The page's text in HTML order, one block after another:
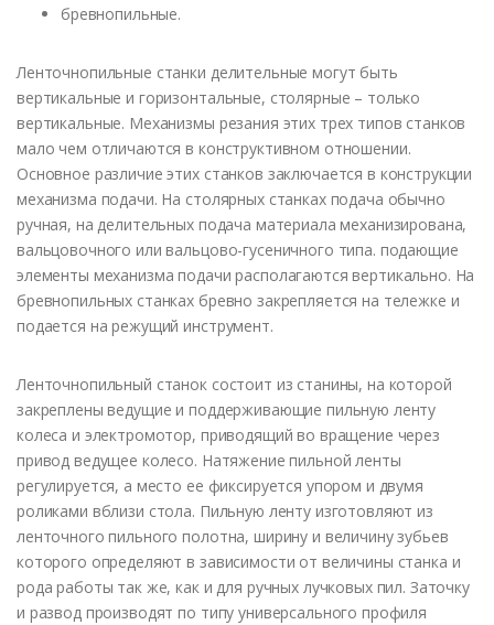
бревнопильные.
Ленточнопильные станки делительные могут быть
вертикальные и горизонтальные, столярные – только
вертикальные. Механизмы резания этих трех типов станков
мало чем отличаются в конструктивном отношении.
Основное различие этих станков заключается в конструкции
механизма подачи. На столярных станках подача обычно
ручная, на делительных подача материала механизирована,
вальцовочного или вальцово-гусеничного типа. подающие
элементы механизма подачи располагаются вертикально. На
бревнопильных станках бревно закрепляется на тележке и
подается на режущий инструмент.
Ленточнопильный станок состоит из станины, на которой
закреплены ведущие и поддерживающие пильную ленту
колеса и электромотор, приводящий во вращение через
привод ведущее колесо. Натяжение пильной ленты
регулируется, а место ее фиксируется упором и двумя
роликами вблизи стола. Пильную ленту изготовляют из
ленточного пильного полотна, ширину и величину зубьев
которого определяют в зависимости от величины станка и
рода работы так же, как и для ручных лучковых пил. Заточку
и развод производят по типу универсального профиля